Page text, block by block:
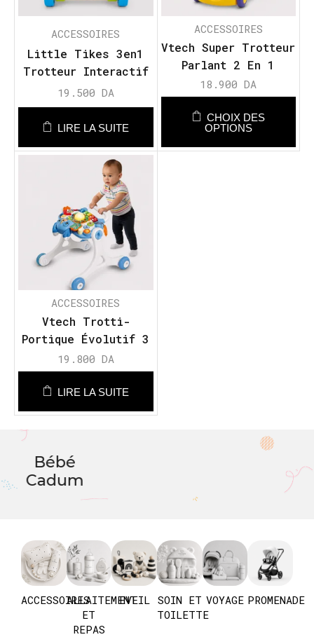
ACCESSOIRES
Little Tikes 3en1
Trotteur Interactif
19.500 DA
LIRE LA SUITE
ACCESSOIRES
Vtech Super Trotteur
Parlant 2 En 1
18.900DA
CHOIX DES
OPTIONS
ACCESSOIRES
Vtech Trotti-
Portique Évolutif 3
en 1
19.800 DA
LIRE LA SUITE
Bébé
Cadum
ACCESSOIRESALLAITEMENT
ET
REPAS
EVEIL SOIN ET
TOILETTE
VOYAGE PROMENADE